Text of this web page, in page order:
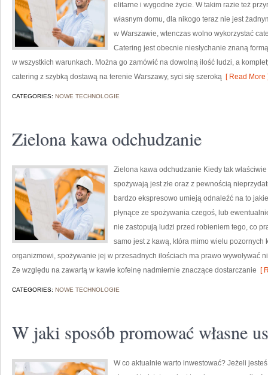
elitarne i wygodne życie. W takim razie też
własnym domu, dla nikogo teraz nie jest
w Warszawie, wtenczas wolno wykorzystać
Catering jest obecnie niesłychanie znaną
w wszystkich warunkach. Można go zamówić na dowolną ilość ludzi, a
catering z szybką dostawą na terenie Warszawy, syci się szeroką [ Read More
CATEGORIES: NOWE TECHNOLOGIE
Zielona kawa odchudzanie
Zielona kawa odchudzanie Kiedy tak
spożywają jest złe oraz z pewnością
bardzo ekspresowo umieją odnaleźć na to
płynące ze spożywania czegoś, lub
nie zastopują ludzi przed robieniem tego, co
samo jest z kawą, która mimo wielu pozornych
organizmowi, spożywanie jej w przesadnych ilościach ma prawo wywoływać
Ze względu na zawartą w kawie kofeinę nadmiernie znaczące dostarczanie [
CATEGORIES: NOWE TECHNOLOGIE
W jaki sposób promować własne
W co aktualnie warto inwestować? Jeżeli